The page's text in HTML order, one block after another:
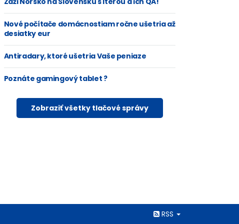
Nové počítače domácnostiam ročne ušetria až
desiatky eur
Antiradary, ktoré ušetria Vaše peniaze
Poznáte gamingový tablet ?
Zobraziť všetky tlačové správy
RSS